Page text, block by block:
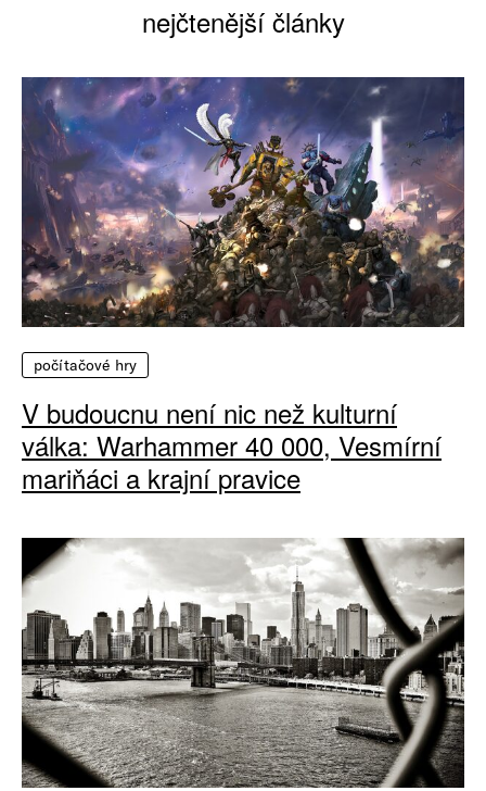
nejčtenější články
počítačové hry
V budoucnu není nic než kulturní
válka: Warhammer 40 000, Vesmírní
mariňáci a krajní pravice